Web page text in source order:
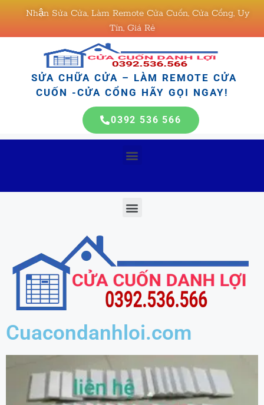
Nhận Sửa Cửa, Làm Remote Cửa Cuốn, Cửa Cổng, Uy
Tín, Giá Rẻ
SỬA CHỮA CỬA – LÀM REMOTE CỬA
CUỐN -CỬA CỔNG HÃY GỌI NGAY!
0392 536 566
Cuacondanhloi.com